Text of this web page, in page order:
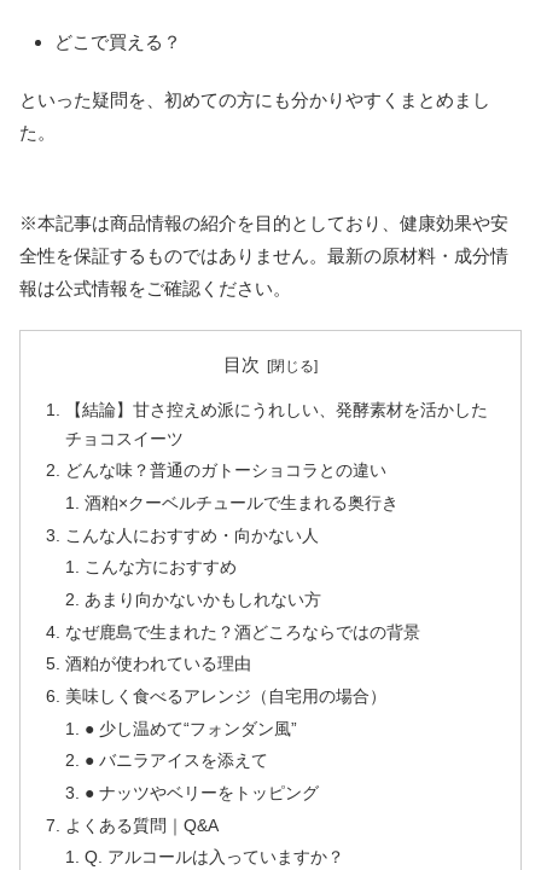
どこで買える？
といった疑問を、初めての方にも分かりやすくまとめまし
た。
※本記事は商品情報の紹介を目的としており、健康効果や安
全性を保証するものではありません。最新の原材料・成分情
報は公式情報をご確認ください。
目次
【結論】甘さ控えめ派にうれしい、発酵素材を活かした
チョコスイーツ
どんな味？普通のガトーショコラとの違い
酒粕×クーベルチュールで生まれる奥行き
こんな人におすすめ・向かない人
こんな方におすすめ
あまり向かないかもしれない方
なぜ鹿島で生まれた？酒どころならではの背景
酒粕が使われている理由
美味しく食べるアレンジ（自宅用の場合）
● 少し温めて“フォンダン風”
● バニラアイスを添えて
● ナッツやベリーをトッピング
よくある質問｜Q&A
Q. アルコールは入っていますか？